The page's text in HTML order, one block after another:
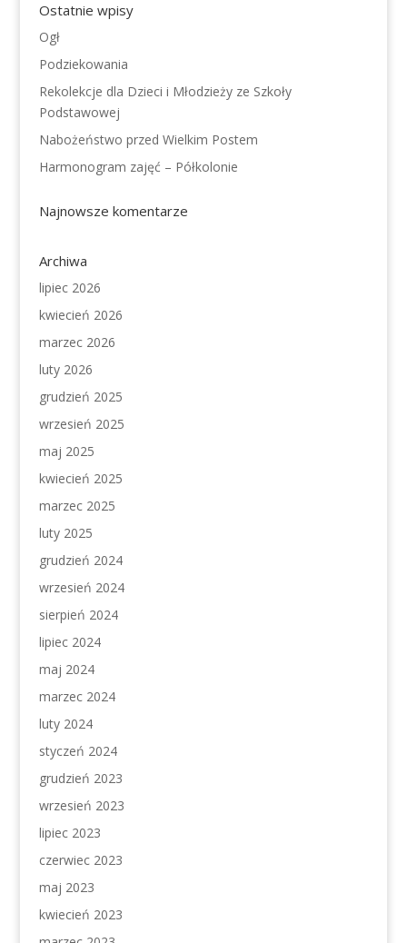
Ostatnie wpisy
Ogł
Podziekowania
Rekolekcje dla Dzieci i Młodzieży ze Szkoły
Podstawowej
Nabożeństwo przed Wielkim Postem
Harmonogram zajęć – Półkolonie
Najnowsze komentarze
Archiwa
lipiec 2026
kwiecień 2026
marzec 2026
luty 2026
grudzień 2025
wrzesień 2025
maj 2025
kwiecień 2025
marzec 2025
luty 2025
grudzień 2024
wrzesień 2024
sierpień 2024
lipiec 2024
maj 2024
marzec 2024
luty 2024
styczeń 2024
grudzień 2023
wrzesień 2023
lipiec 2023
czerwiec 2023
maj 2023
kwiecień 2023